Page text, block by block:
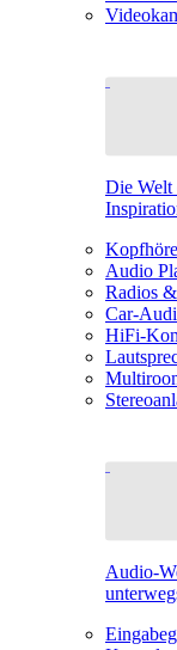
Die Welt
Audio
Radios
Car-
HiFi-
Audio-